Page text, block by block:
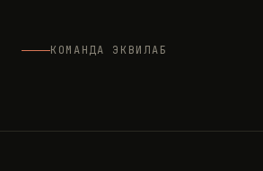
КОМАНДА ЭКВИЛАБ